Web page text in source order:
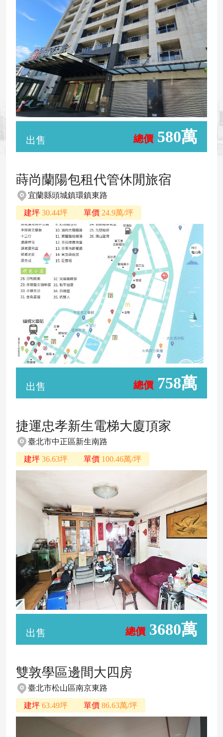
出售 總價 580萬
蒔尚蘭陽包租代管休閒旅宿
宜蘭縣頭城鎮環鎮東路
建坪 30.44坪 單價 24.9萬/坪
出售 總價 758萬
捷運忠孝新生電梯大廈頂家
臺北市中正區新生南路
建坪 36.63坪 單價 100.46萬/坪
出售 總價 3680萬
雙敦學區邊間大四房
臺北市松山區南京東路
建坪 63.49坪 單價 86.63萬/坪